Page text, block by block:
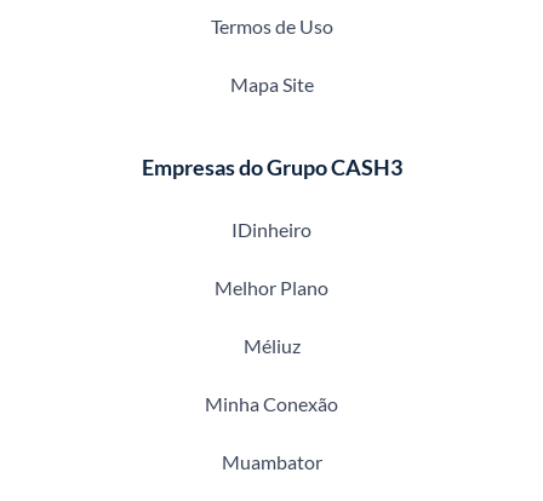
Termos de Uso
Mapa Site
Empresas do Grupo CASH3
IDinheiro
Melhor Plano
Méliuz
Minha Conexão
Muambator